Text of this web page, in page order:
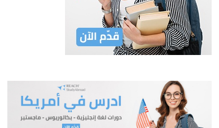
000 1 دينار واحد يوميا عن كل باخرة راسية على الرصيف (ملبصة)
ويعتبر جزء اليوم يوما كاملا.
500 1 دينار وخمسماية فلس يوميا عن كل باخرة في المرسى ويعتبر
جزء اليوم يوما كاملا.